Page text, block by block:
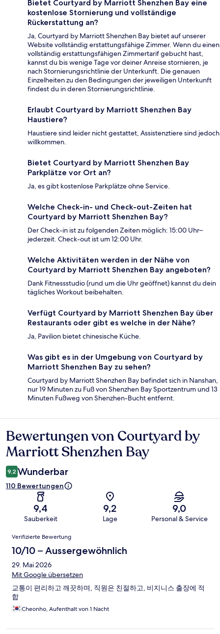
Bietet Courtyard by Marriott Shenzhen Bay eine
kostenlose Stornierung und vollständige
Rückerstattung an?
Ja, Courtyard by Marriott Shenzhen Bay bietet auf unserer
Website vollständig erstattungsfähige Zimmer. Wenn du einen
vollständig erstattungsfähigen Zimmertarif gebucht hast,
kannst du bis wenige Tage vor deiner Anreise stornieren, je
nach Stornierungsrichtlinie der Unterkunft. Die genauen
Einzelheiten zu den Bedingungen der jeweiligen Unterkunft
findest du in deren Stornierungsrichtlinie.
Erlaubt Courtyard by Marriott Shenzhen Bay
Haustiere?
Haustiere sind leider nicht gestattet, Assistenztiere sind jedoch
willkommen.
Bietet Courtyard by Marriott Shenzhen Bay
Parkplätze vor Ort an?
Ja, es gibt kostenlose Parkplätze ohne Service.
Welche Check-in- und Check-out-Zeiten hat
Courtyard by Marriott Shenzhen Bay?
Der Check-in ist zu folgenden Zeiten möglich: 15:00 Uhr–
jederzeit. Check-out ist um 12:00 Uhr.
Welche Aktivitäten werden in der Nähe von
Courtyard by Marriott Shenzhen Bay angeboten?
Dank Fitnessstudio (rund um die Uhr geöffnet) kannst du dein
tägliches Workout beibehalten.
Verfügt Courtyard by Marriott Shenzhen Bay über
Restaurants oder gibt es welche in der Nähe?
Ja, Pavilion bietet chinesische Küche.
Was gibt es in der Umgebung von Courtyard by
Marriott Shenzhen Bay zu sehen?
Courtyard by Marriott Shenzhen Bay befindet sich in Nanshan,
nur 19 Minuten zu Fuß von Shenzhen Bay Sportzentrum und 13
Minuten Fußweg von Shenzhen-Bucht entfernt.
Bewertungen
Bewertungen von Courtyard by
Marriott Shenzhen Bay
9,2 Wunderbar
110 Bewertungen
9,4
Sauberkeit
9,2
Lage
9,0
Personal & Service
Bewertungen
Verifizierte Bewertung
10/10 – Aussergewöhnlich
29. Mai 2026
Mit Google übersetzen
교통이 편리하고 깨끗하며, 직원은 친절하고, 비지니스 출장에 적
합
Cheonho, Aufenthalt von 1 Nacht